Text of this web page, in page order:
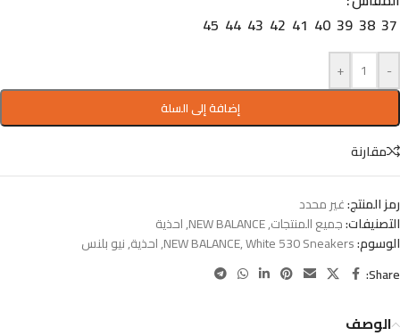
37
38
39
40
41
42
43
44
45
-
+
إضافة إلى السلة
مقارنة
رمز المنتج:غير محدد
التصنيفات:جميع المنتجات,
NEW BALANCE
,احذية
الوسوم:
NEW BALANCE,White 530 Sneakers
,احذية,نيو بلنس
Share:
الوصف